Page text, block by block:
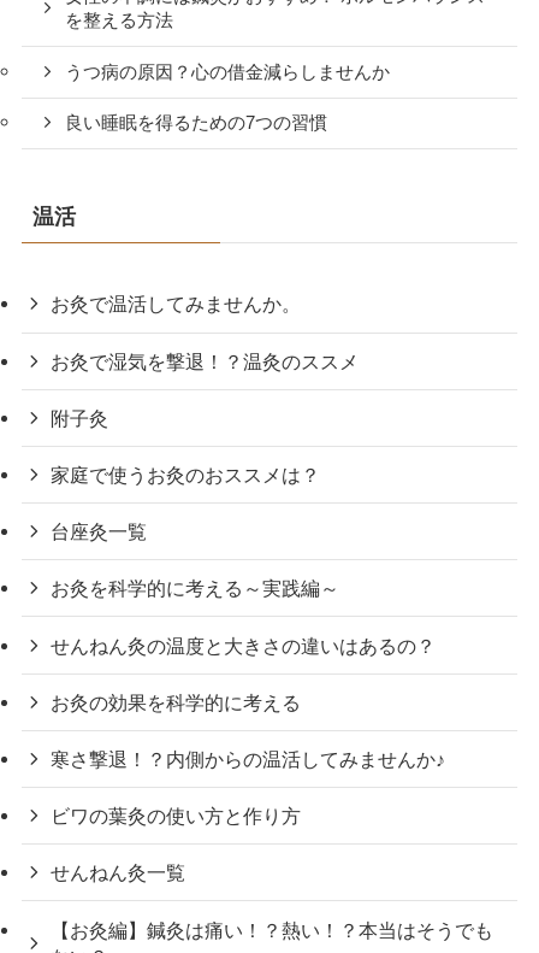
を整える方法
うつ病の原因？心の借金減らしませんか
良い睡眠を得るための7つの習慣
温活
お灸で温活してみませんか。
お灸で湿気を撃退！？温灸のススメ
附子灸
家庭で使うお灸のおススメは？
台座灸一覧
お灸を科学的に考える～実践編～
せんねん灸の温度と大きさの違いはあるの？
お灸の効果を科学的に考える
寒さ撃退！？内側からの温活してみませんか♪
ビワの葉灸の使い方と作り方
せんねん灸一覧
【お灸編】鍼灸は痛い！？熱い！？本当はそうでも